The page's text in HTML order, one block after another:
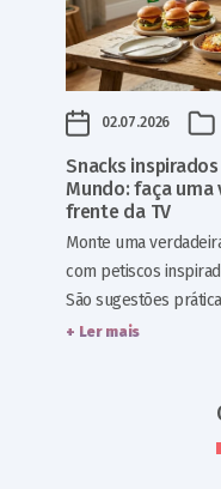
02.07.2026
Snacks
Mundo: faça
frente da TV
Monte uma
com petiscos
São sugestões
+ Ler mais